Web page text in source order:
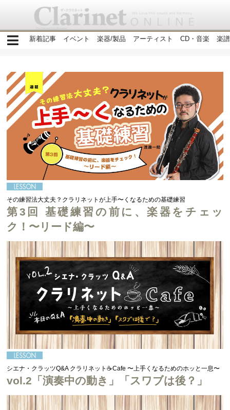
新着記事 イベント 楽器/製品 アーティスト CD・音楽 楽
その練習法大丈夫？クラリネットが上手〜くなるための基礎練習
第3回 基礎練習の前に、楽器をチェッ
ク！〜リード編〜
シエナ・クラッツQ&A クラリネット☕Cafe 〜上手くなるためのホッと一息〜
vol.2「演奏中の動き」「スワブは後？」